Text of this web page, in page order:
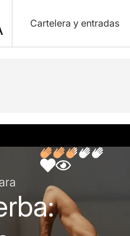
Cartelera y entradas
Fotos y vídeos